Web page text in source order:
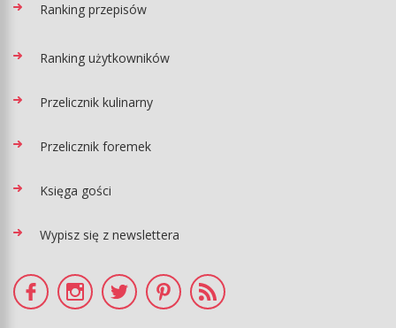
Ranking przepisów
Ranking użytkowników
Przelicznik kulinarny
Przelicznik foremek
Księga gości
Wypisz się z newslettera